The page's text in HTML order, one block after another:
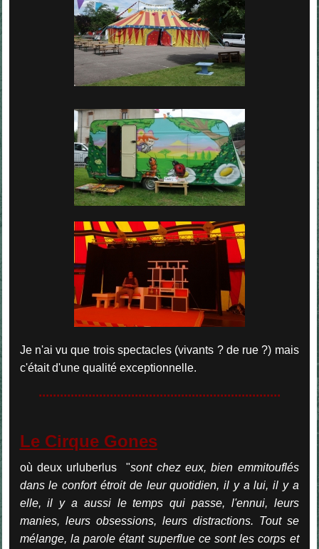
Je n'ai vu que trois spectacles (vivants ? de rue ?) mais
c'était d'une qualité exceptionnelle.
....................................................................
Le Cirque Gones
où deux urluberlus "sont chez eux, bien emmitouflés
dans le confort étroit de leur quotidien, il y a lui, il y a
elle, il y a aussi le temps qui passe, l'ennui, leurs
manies, leurs obsessions, leurs distractions. Tout se
mélange, la parole étant superflue ce sont les corps et